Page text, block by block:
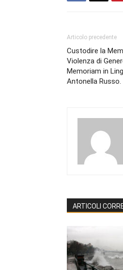
Articolo precedente
Custodire la
Violenza di
Memoriam in
Antonella Russo.
ARTICOLI